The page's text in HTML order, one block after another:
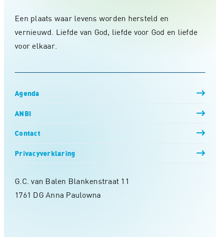
Een plaats waar levens worden hersteld en
vernieuwd. Liefde van God, liefde voor God en liefde
voor elkaar.
Agenda
ANBI
Contact
Privacyverklaring
G.C. van Balen Blankenstraat 11
1761 DG Anna Paulowna